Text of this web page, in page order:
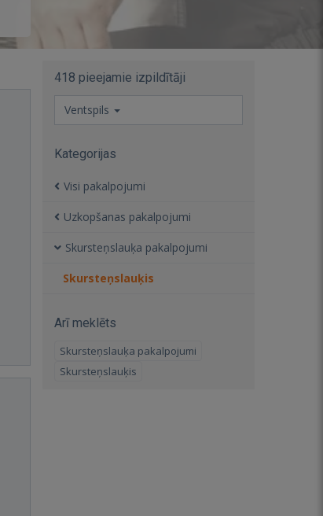
418 pieejamie izpildītāji
Ventspils
Kategorijas
Visi pakalpojumi
Uzkopšanas pakalpojumi
Skursteņslauķa pakalpojumi
Skursteņslauķis
Arī meklēts
Skursteņslauķa pakalpojumi
Skursteņslauķis